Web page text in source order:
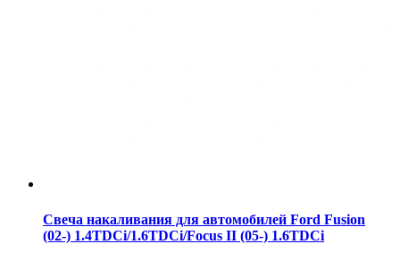
Свеча накаливания для автомобилей Ford Fusion
(02-) 1.4TDCi/1.6TDCi/Focus II (05-) 1.6TDCi